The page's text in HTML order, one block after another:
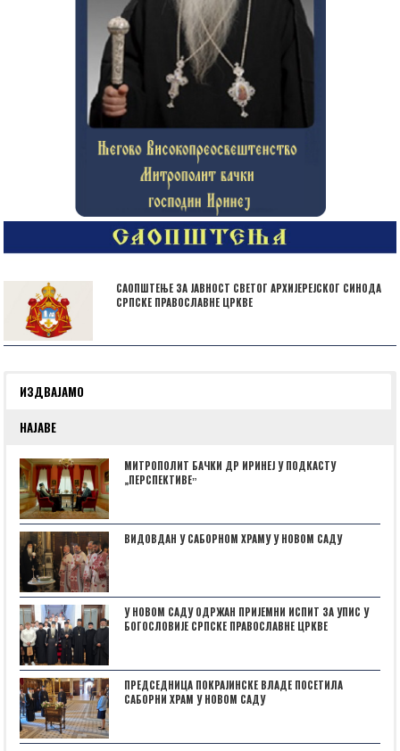
САОПШТЕЊЕ ЗА ЈАВНОСТ СВЕТОГ АРХИЈЕРЕЈСКОГ СИНОДА
СРПСКЕ ПРАВОСЛАВНЕ ЦРКВЕ
ИЗДВАЈАМО
НАЈАВЕ
МИТРОПОЛИТ БАЧКИ ДР ИРИНЕЈ У ПОДКАСТУ
„ПЕРСПЕКТИВЕˮ
ВИДОВДАН У САБОРНОМ ХРАМУ У НОВОМ САДУ
У НОВОМ САДУ ОДРЖАН ПРИЈЕМНИ ИСПИТ ЗА УПИС У
БОГОСЛОВИЈЕ СРПСКЕ ПРАВОСЛАВНЕ ЦРКВЕ
ПРЕДСЕДНИЦА ПОКРАЈИНСКЕ ВЛАДЕ ПОСЕТИЛА
САБОРНИ ХРАМ У НОВОМ САДУ